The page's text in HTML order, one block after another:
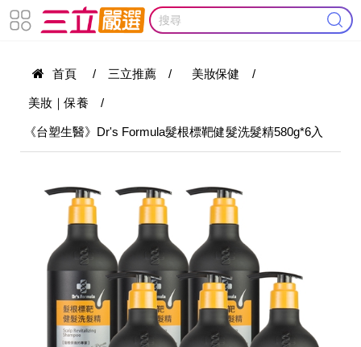
首頁 / 三立推薦 / 美妝保健 /
美妝｜保養 /
《台塑生醫》Dr's Formula髮根標靶健髮洗髮精580g*6入